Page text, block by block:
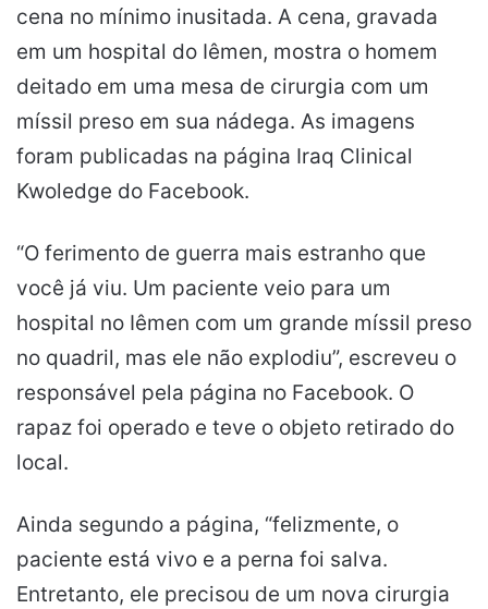
cena no mínimo inusitada. A cena, gravada
em um hospital do Iêmen, mostra o homem
deitado em uma mesa de cirurgia com um
míssil preso em sua nádega. As imagens
foram publicadas na página Iraq Clinical
Kwoledge do Facebook.
“O ferimento de guerra mais estranho que
você já viu. Um paciente veio para um
hospital no Iêmen com um grande míssil preso
no quadril, mas ele não explodiu”, escreveu o
responsável pela página no Facebook. O
rapaz foi operado e teve o objeto retirado do
local.
Ainda segundo a página, “felizmente, o
paciente está vivo e a perna foi salva.
Entretanto, ele precisou de um nova cirurgia